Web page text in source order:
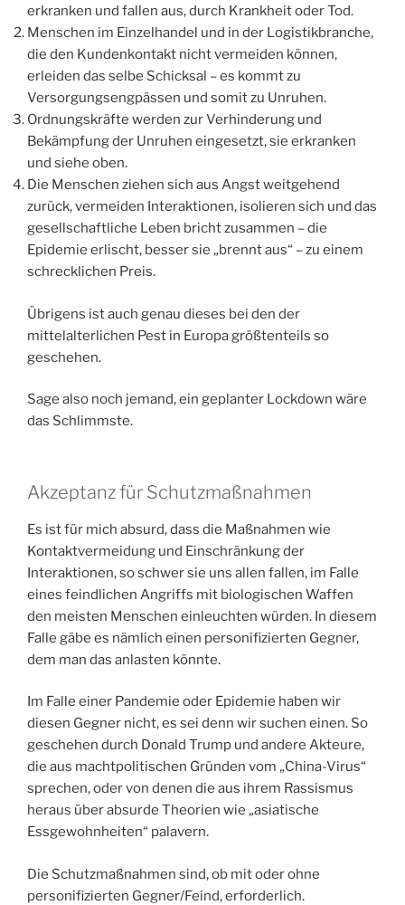
erkranken und fallen aus, durch Krankheit oder Tod.
Menschen im Einzelhandel und in der Logistikbranche,
die den Kundenkontakt nicht vermeiden können,
erleiden das selbe Schicksal – es kommt zu
Versorgungsengpässen und somit zu Unruhen.
Ordnungskräfte werden zur Verhinderung und
Bekämpfung der Unruhen eingesetzt, sie erkranken
und siehe oben.
Die Menschen ziehen sich aus Angst weitgehend
zurück, vermeiden Interaktionen, isolieren sich und das
gesellschaftliche Leben bricht zusammen – die
Epidemie erlischt, besser sie „brennt aus“ – zu einem
schrecklichen Preis.
Übrigens ist auch genau dieses bei den der
mittelalterlichen Pest in Europa größtenteils so
geschehen.
Sage also noch jemand, ein geplanter Lockdown wäre
das Schlimmste.
Akzeptanz für Schutzmaßnahmen
Es ist für mich absurd, dass die Maßnahmen wie
Kontaktvermeidung und Einschränkung der
Interaktionen, so schwer sie uns allen fallen, im Falle
eines feindlichen Angriffs mit biologischen Waffen
den meisten Menschen einleuchten würden. In diesem
Falle gäbe es nämlich einen personifizierten Gegner,
dem man das anlasten könnte.
Im Falle einer Pandemie oder Epidemie haben wir
diesen Gegner nicht, es sei denn wir suchen einen. So
geschehen durch Donald Trump und andere Akteure,
die aus machtpolitischen Gründen vom „China-Virus“
sprechen, oder von denen die aus ihrem Rassismus
heraus über absurde Theorien wie „asiatische
Essgewohnheiten“ palavern.
Die Schutzmaßnahmen sind, ob mit oder ohne
personifizierten Gegner/Feind, erforderlich.